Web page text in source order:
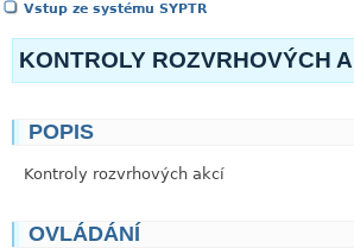
Vstup ze systému SYPTR
KONTROLY ROZVRHOVÝCH
POPIS
Kontroly rozvrhových akcí
OVLÁDÁNÍ